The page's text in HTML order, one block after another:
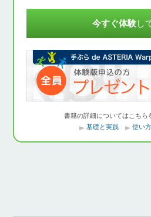
今すぐ体験し
書籍の詳細についてはこちら
基礎と実践
使い